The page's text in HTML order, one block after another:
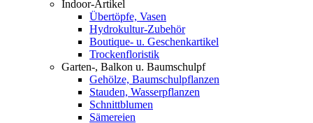
Indoor-Artikel
Übertöpfe, Vasen
Hydrokultur-Zubehör
Boutique- u. Geschenkartikel
Trockenfloristik
Garten-, Balkon u. Baumschulpf
Gehölze, Baumschulpflanzen
Stauden, Wasserpflanzen
Schnittblumen
Sämereien